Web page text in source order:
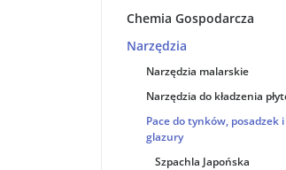
Chemia Gospodarcza
Narzędzia
Narzędzia malarskie
Narzędzia do kładzenia
Pace do tynków, posadzek i
glazury
Szpachla Japońska